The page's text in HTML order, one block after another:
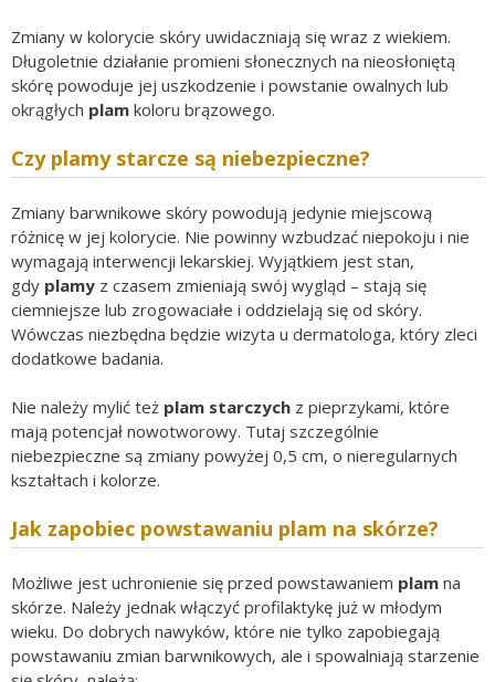
Zmiany w kolorycie skóry uwidaczniają się wraz z wiekiem.
Długoletnie działanie promieni słonecznych na nieosłoniętą
skórę powoduje jej uszkodzenie i powstanie owalnych lub
okrągłych plam koloru brązowego.
Czy plamy starcze są niebezpieczne?
Zmiany barwnikowe skóry powodują jedynie miejscową
różnicę w jej kolorycie. Nie powinny wzbudzać niepokoju i nie
wymagają interwencji lekarskiej. Wyjątkiem jest stan,
gdy plamy z czasem zmieniają swój wygląd – stają się
ciemniejsze lub zrogowaciałe i oddzielają się od skóry.
Wówczas niezbędna będzie wizyta u dermatologa, który zleci
dodatkowe badania.
Nie należy mylić też plam starczych z pieprzykami, które
mają potencjał nowotworowy. Tutaj szczególnie
niebezpieczne są zmiany powyżej 0,5 cm, o nieregularnych
kształtach i kolorze.
Jak zapobiec powstawaniu plam na skórze?
Możliwe jest uchronienie się przed powstawaniem plam na
skórze. Należy jednak włączyć profilaktykę już w młodym
wieku. Do dobrych nawyków, które nie tylko zapobiegają
powstawaniu zmian barwnikowych, ale i spowalniają starzenie